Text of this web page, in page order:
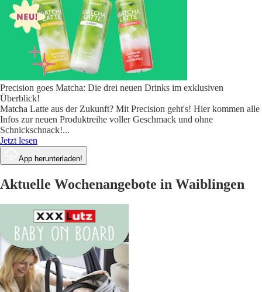
Precision goes Matcha: Die drei neuen Drinks im exklusiven
Überblick!
Matcha Latte aus der Zukunft? Mit Precision geht's! Hier kommen alle
Infos zur neuen Produktreihe voller Geschmack und ohne
Schnickschnack!...
Jetzt lesen
App herunterladen!
Aktuelle Wochenangebote in Waiblingen